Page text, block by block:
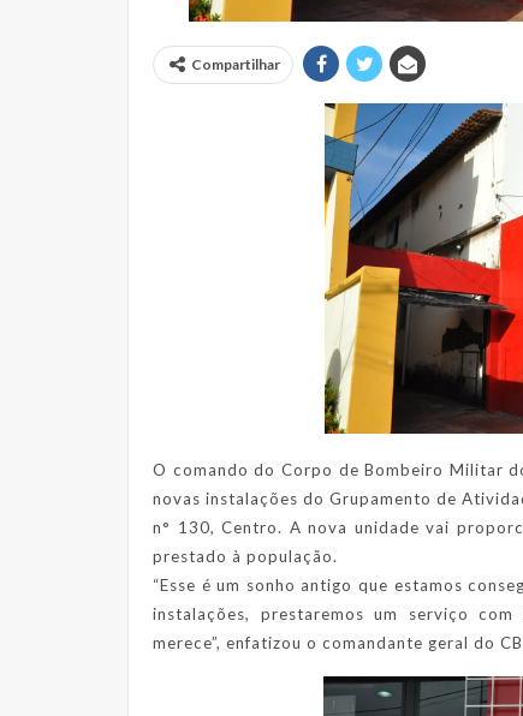
Compartilhar
O comando do Corpo de Bombeiro Militar
novas instalações do Grupamento de
n° 130, Centro. A nova unidade vai
prestado à população.
“Esse é um sonho antigo que estamos
instalações, prestaremos um serviço
merece”, enfatizou o comandante geral do